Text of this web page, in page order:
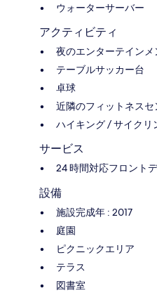
ウォーターサーバー
アクティビティ
夜のエンターテインメ
テーブルサッカー台
卓球
近隣のフィットネス
ハイキング / サイクリ
サービス
24 時間対応フロント
設備
施設完成年 : 2017
庭園
ピクニックエリア
テラス
図書室